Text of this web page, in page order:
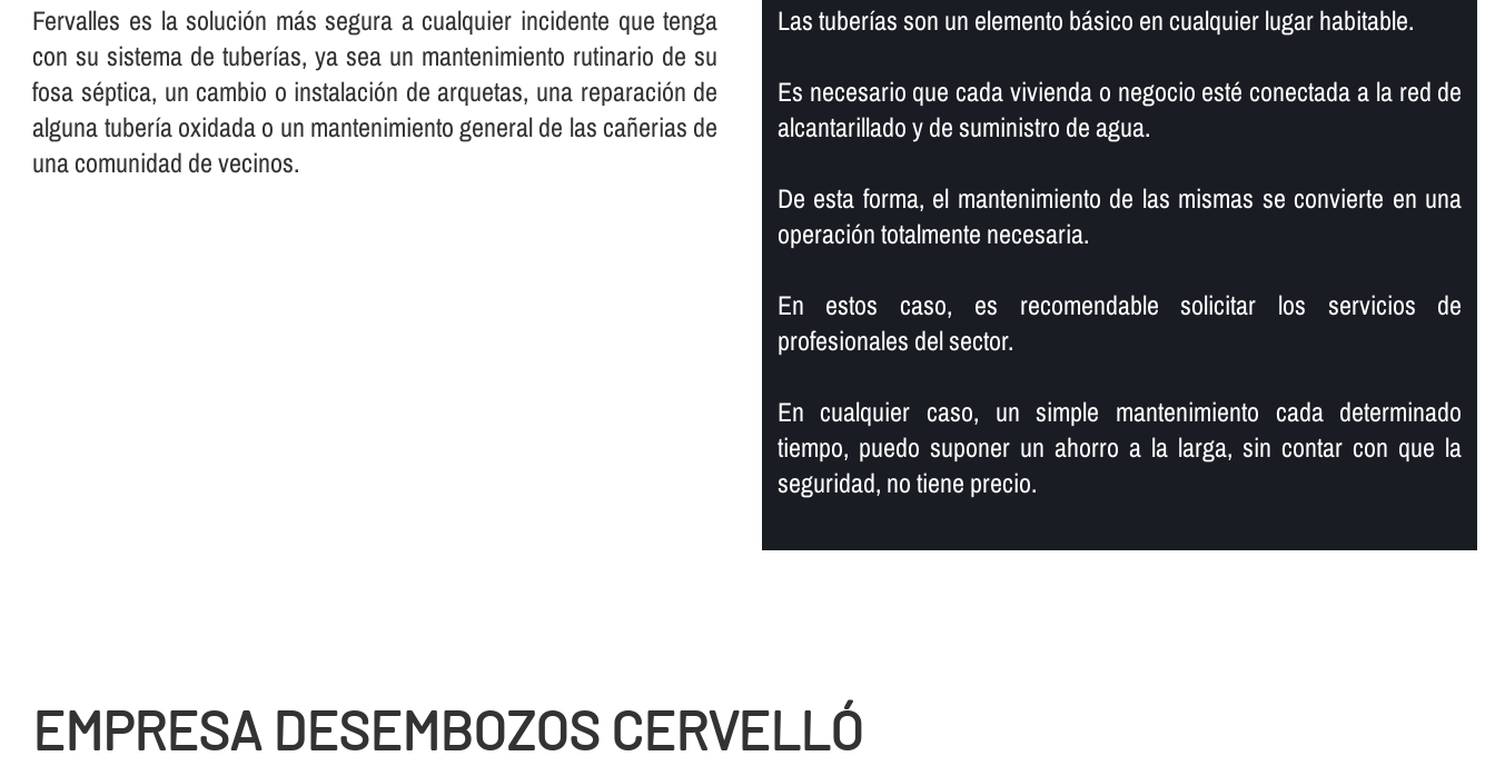
Fervalles es la solución más segura a cualquier incidente que tenga
con su sistema de tuberí­as, ya sea un mantenimiento rutinario de su
fosa séptica, un cambio o instalación de arquetas, una reparación de
alguna tuberí­a oxidada o un mantenimiento general de las cañerias de
una comunidad de vecinos.
Las tuberí­as son un elemento básico en cualquier lugar habitable.
Es necesario que cada vivienda o negocio esté conectada a la red de
alcantarillado y de suministro de agua.
De esta forma, el mantenimiento de las mismas se convierte en una
operación totalmente necesaria.
En estos caso, es recomendable solicitar los servicios de
profesionales del sector.
En cualquier caso, un simple mantenimiento cada determinado
tiempo, puedo suponer un ahorro a la larga, sin contar con que la
seguridad, no tiene precio.
EMPRESA DESEMBOZOS CERVELLÓ